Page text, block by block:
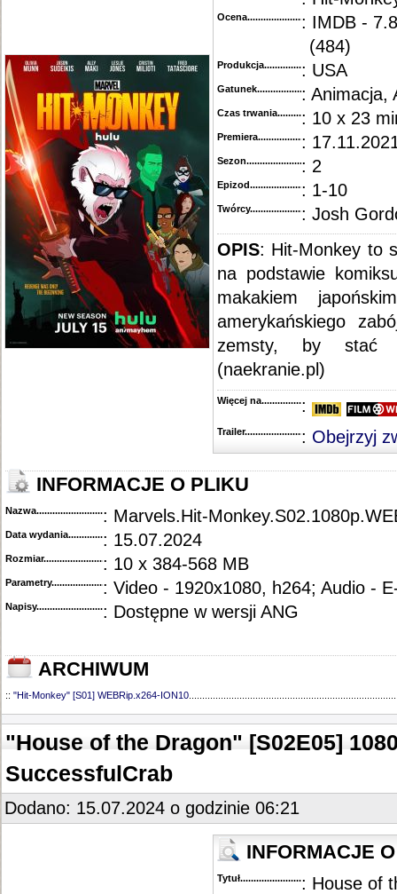
Ocena.............................................
: IMDB -
(484)
Produkcja.........................................
: USA
Gatunek...........................................
: Animacja,
Czas trwania......................................
: 10 x 23
Premiera..........................................
:
Sezon.............................................
: 2
Epizod............................................
: 1-10
Twórcy...........................................
: Josh
OPIS: Hit-Monkey to
na podstawie
makakiem
amerykańskiego
zemsty, by stać
(naekranie.pl)
Więcej na........................................
:
Trailer...........................................
: Obejrzyj
INFORMACJE O PLIKU
Nazwa.............................................: Marvels.Hit-
Data wydania......................................
: 15.07.2024
Rozmiar...........................................: 10 x 384-568 MB
Parametry.........................................: Video - 1920x1080, h264; Audio -
Napisy............................................: Dostępne w wersji ANG
ARCHIWUM
:: "Hit-Monkey" [S01] WEBRip.x264-ION10
"House of the Dragon" [S02E05]
SuccessfulCrab
Dodano: 15.07.2024 o godzinie 06:21
INFORMACJE
Tytuł............................................
: House of